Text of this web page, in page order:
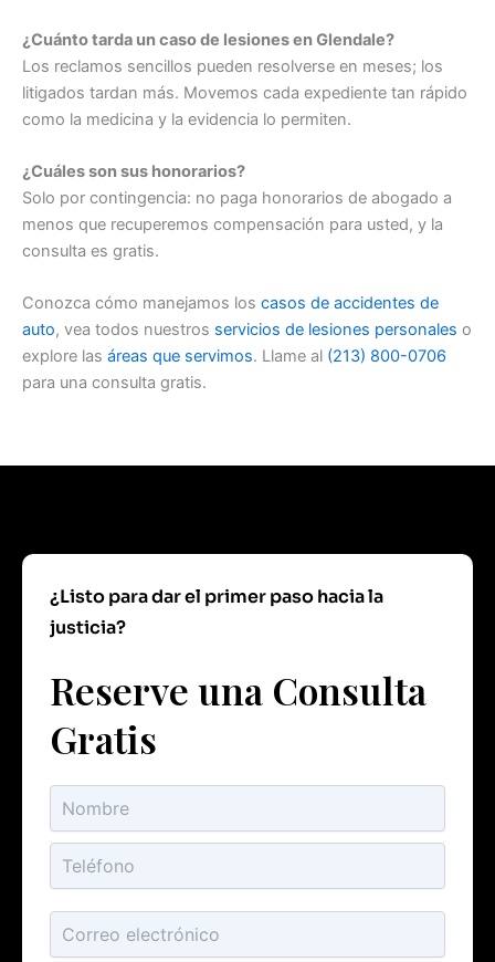
¿Cuánto tarda un caso de lesiones en Glendale?
Los reclamos sencillos pueden resolverse en meses; los
litigados tardan más. Movemos cada expediente tan rápido
como la medicina y la evidencia lo permiten.
¿Cuáles son sus honorarios?
Solo por contingencia: no paga honorarios de abogado a
menos que recuperemos compensación para usted, y la
consulta es gratis.
Conozca cómo manejamos los casos de accidentes de
auto, vea todos nuestros servicios de lesiones personales o
explore las áreas que servimos. Llame al (213) 800-0706
para una consulta gratis.
¿Listo para dar el primer paso hacia la
justicia?
Reserve una Consulta
Gratis